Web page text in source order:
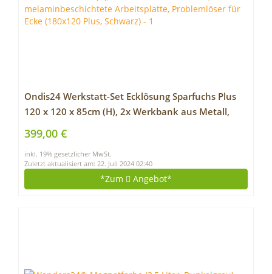
Ondis24 Werkstatt-Set Ecklösung Sparfuchs Plus
120 x 120 x 85cm (H), 2x Werkbank aus Metall,
melaminbeschichtete Arbeitsplatte, Problemlöser
für Ecke (180×120 Plus, Schwarz)
399,00 €
inkl. 19% gesetzlicher MwSt.
Zuletzt aktualisiert am: 22. Juli 2024 02:40
*Zum Angebot*